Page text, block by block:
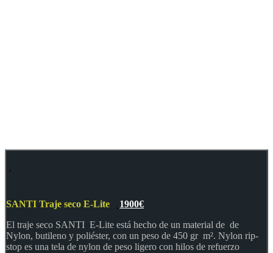
SANTI Traje seco E-Lite
1900€
El traje seco SANTI E-Lite está hecho de un material de de
Nylon, butileno y poliéster, con un peso de 450 gr m². Nylon rip-
stop es una tela de nylon de peso ligero con hilos de refuerzo